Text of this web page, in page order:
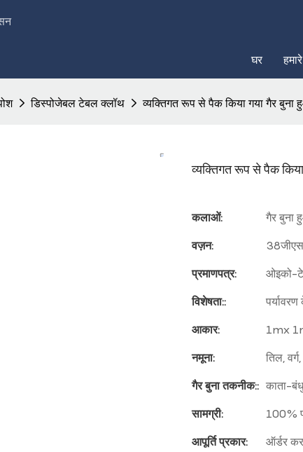
घर
डिस्पोजेबल टेबल क्लॉथ व्यक्तिगत रूप से पैक किया गया गैर बुना
व्यक्तिगत रूप से पैक
कलाओं:
गैर बुना
वज़न:
प्रमाणपत्र:
ओइको-
विशेषता::
आकार:
1mx
नमूना:
तिल,
गैर बुना तकनीक:: काता-
सामग्री:
100%
आपूर्ति प्रकार:
ऑर्डर